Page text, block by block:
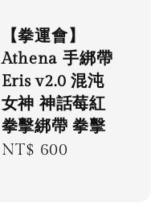
【拳運會】
Athena 手綁帶
Eris v2.0 混沌
女神 神話莓紅
拳擊綁帶 拳擊
Regular
NT$ 600